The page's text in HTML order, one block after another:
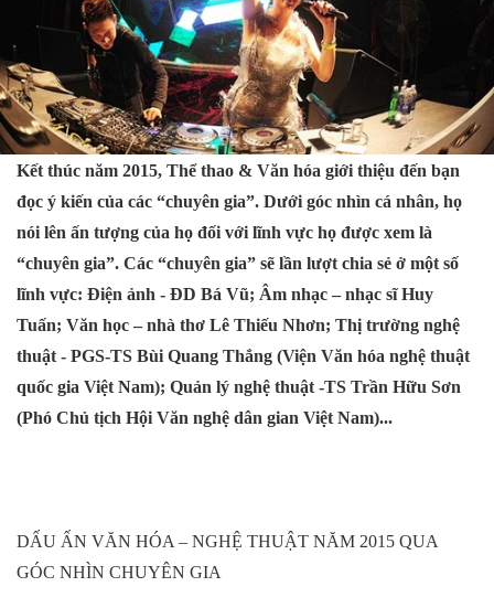
Kết thúc năm 2015, Thể thao & Văn hóa giới thiệu đến bạn
đọc ý kiến của các “chuyên gia”. Dưới góc nhìn cá nhân, họ
nói lên ấn tượng của họ đối với lĩnh vực họ được xem là
“chuyên gia”. Các “chuyên gia” sẽ lần lượt chia sẻ ở một số
lĩnh vực: Điện ảnh - ĐD Bá Vũ; Âm nhạc – nhạc sĩ Huy
Tuấn; Văn học – nhà thơ Lê Thiếu Nhơn; Thị trường nghệ
thuật - PGS-TS Bùi Quang Thắng (Viện Văn hóa nghệ thuật
quốc gia Việt Nam); Quản lý nghệ thuật -TS Trần Hữu Sơn
(Phó Chủ tịch Hội Văn nghệ dân gian Việt Nam)...
DẤU ẤN VĂN HÓA – NGHỆ THUẬT NĂM 2015 QUA
GÓC NHÌN CHUYÊN GIA